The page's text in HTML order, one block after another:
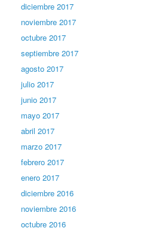
diciembre 2017
noviembre 2017
octubre 2017
septiembre 2017
agosto 2017
julio 2017
junio 2017
mayo 2017
abril 2017
marzo 2017
febrero 2017
enero 2017
diciembre 2016
noviembre 2016
octubre 2016